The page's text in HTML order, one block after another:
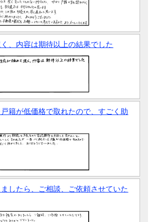
、内容は期待以上の結果でした
籍が低価格で取れたので、すごく助
したら、ご相談、ご依頼させていた